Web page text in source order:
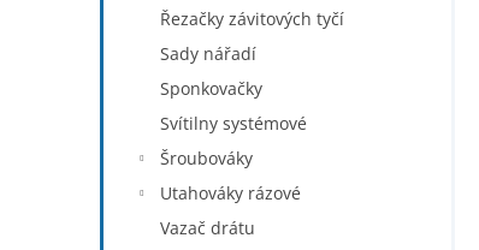
Řezačky závitových tyčí
Sady nářadí
Sponkovačky
Svítilny systémové
Šroubováky
Utahováky rázové
Vazač drátu